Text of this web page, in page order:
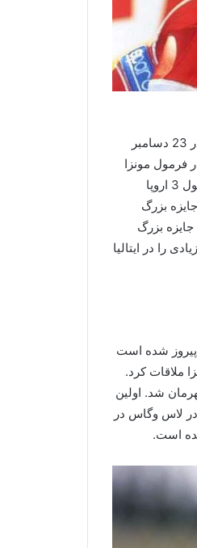
میشل آلبورتو ویکی پدیا را در این متن به شما معرفی خواهیم کرد. میشل آلبورتو راننده رالی است و در 23 دسامبر
آلبورتو با راسن در فرمول مونزا
ملاقات کرد. در سال 1980 در مسابقات استقامتی رید و لانچیا توت و در سال 1983 در مسابقات فرمول 3 اروپا
1 در گرندپری ون سن مارینو یا تیم ون تایرل بود. در سال 1982 در جایزه بزرگ
ایتالیایی برنده جایزه بزرگ
زیادی را در ایتالیا
پیروز شده است
در فرمول مونزا ملاقات کرد.
و لانچیا توت و در سال 1983 در مسابقات فرمول 3 اروپا قهرمان شد. اولین
1982 در جایزه بزرگ آمریکا در لاس وگاس در
است.